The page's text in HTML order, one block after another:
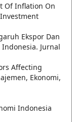
Of Inflation On
Ekspor Dan
Jurnal
Affecting
Ekonomi,
Indonesia